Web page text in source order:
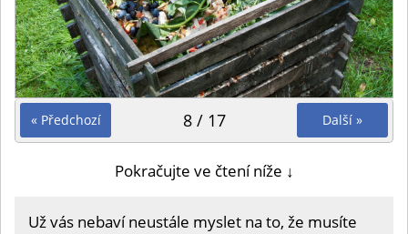
« Předchozí Další »
8 / 17
Pokračujte ve čtení níže ↓
Už vás nebaví neustále myslet na to, že musíte